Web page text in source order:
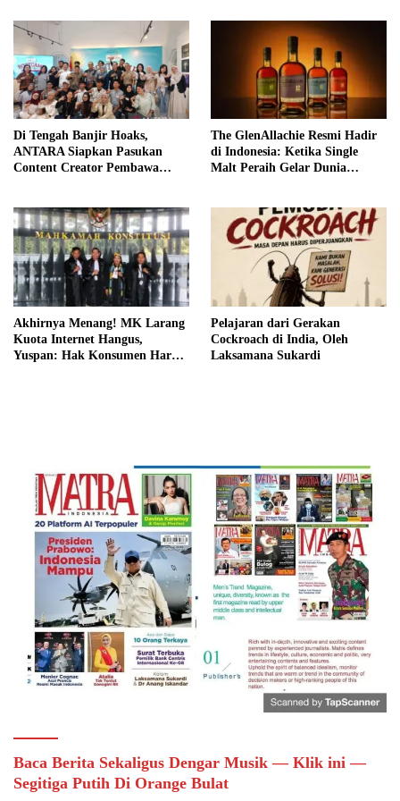
Di Tengah Banjir Hoaks,
ANTARA Siapkan Pasukan
Content Creator Pembawa
The GlenAllachie Resmi Hadir
di Indonesia: Ketika Single
Malt Peraih Gelar Dunia
Akhirnya Menang! MK Larang
Kuota Internet Hangus,
Yuspan: Hak Konsumen Harus
Pelajaran dari Gerakan
Cockroach di India, Oleh
Laksamana Sukardi
Baca Berita Sekaligus Dengar Musik — Klik ini —
Segitiga Putih Di Orange Bulat